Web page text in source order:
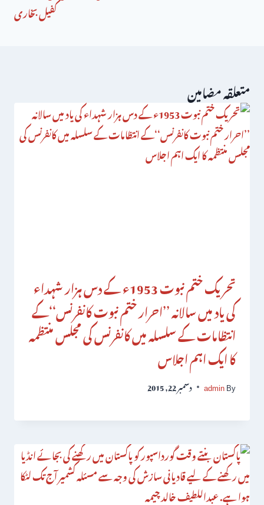
کفیل بخاری
متعلقہ مضامین
تحریک ختم نبوت 1953ء کے دس ہزار شہداء
کی یاد میں سالانہ ’’احرار ختم نبوت کانفرنس‘‘کے
انتظامات کے سلسلہ میں کانفرنس کی مجلس منتظمہ
کا ایک اہم اجلاس
By
admin دسمبر 22, 2015